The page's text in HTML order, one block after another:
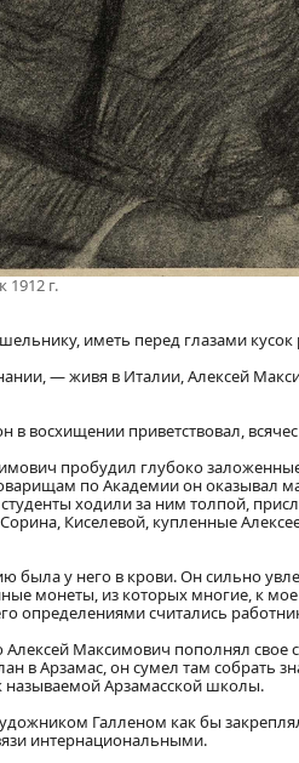
1912 г.
иметь перед глазами кусок
— живя в Италии, Алексей
в восхищении приветствовал,
пробудил глубоко
по Академии он оказывал
ходили за ним толпой,
Киселевой, купленные
была у него в крови. Он сильно
монеты, из которых многие, к
определениями считались
Максимович пополнял
в Арзамас, он сумел там собрать
называемой Арзамасской школы.
Галленом как бы
интернациональными.